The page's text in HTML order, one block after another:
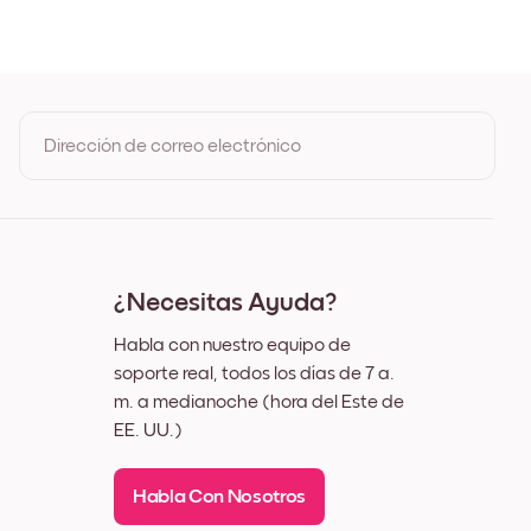
Dirección de correo electrónico
¿Necesitas Ayuda?
Habla con nuestro equipo de
soporte real, todos los días de 7 a.
m. a medianoche (hora del Este de
EE. UU.)
Habla Con Nosotros